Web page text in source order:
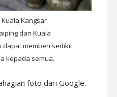
Kangsar
dan Kuala
dapat memberi sedikit
kepada semua.
foto dari Google.